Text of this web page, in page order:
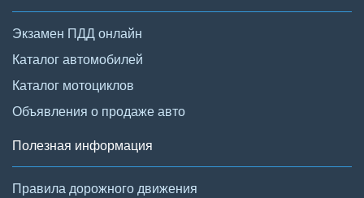
Экзамен ПДД онлайн
Каталог автомобилей
Каталог мотоциклов
Объявления о продаже авто
Полезная информация
Правила дорожного движения